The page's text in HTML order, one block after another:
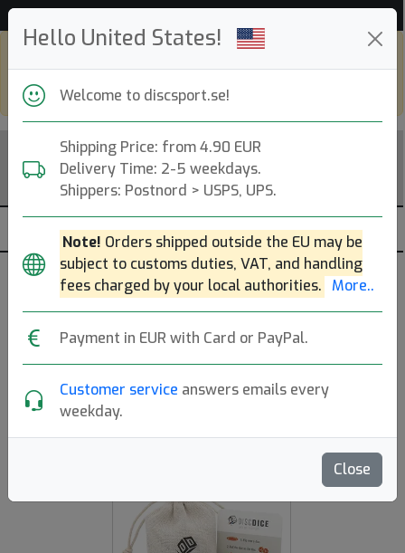
Hello United States!
Welcome to discsport.se!
Shipping Price: from 4.90 EUR
Delivery Time: 2-5 weekdays.
Shippers: Postnord > USPS, UPS.
Note! Orders shipped outside the EU may be
subject to customs duties, VAT, and handling
fees charged by your local authorities. More..
Payment in EUR with Card or PayPal.
Customer service answers emails every
weekday.
Close
go todiscsport.com
DiscDice
Founded: 2020. Läs mer
Produkter Molds